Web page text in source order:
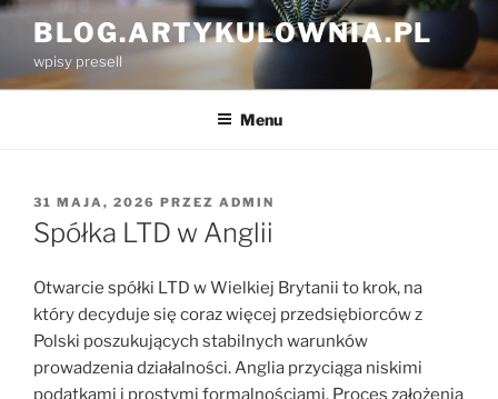
Przejdź
treści
BLOG.ARTYKULOWNIA.PL
wpisy presell
Menu
OPUBLIKOWANE
W
31 MAJA, 2026 PRZEZ ADMIN
Spółka LTD w Anglii
Otwarcie spółki LTD w Wielkiej Brytanii to krok, na
który decyduje się coraz więcej przedsiębiorców z
Polski poszukujących stabilnych warunków
prowadzenia działalności. Anglia przyciąga niskimi
podatkami i prostymi formalnościami. Proces założenia